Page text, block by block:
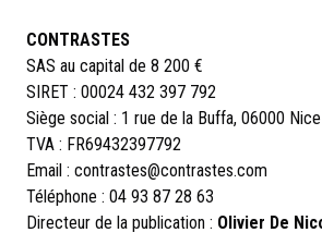
CONTRASTES
SAS au capital de 8 200 €
SIRET : 00024 432 397 792
Siège social : 1 rue de la Buffa, 06000 Nice
TVA : FR69432397792
Email : contrastes@contrastes.com
Téléphone : 04 93 87 28 63
Directeur de la publication : Olivier De